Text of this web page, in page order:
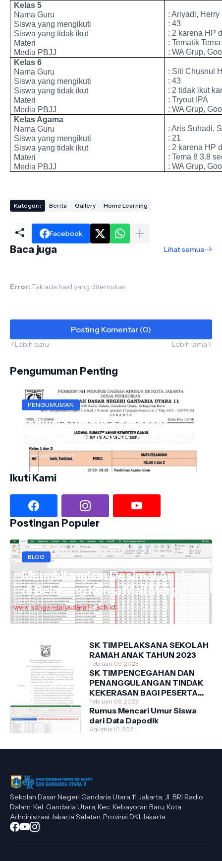
Kelas 5
Nama Guru
Siswa yang mengikuti
Siswa yang tidak ikut
Materi
Media PBJJ
: Ariyadi, Herry
: 43
: 2 karena HP
: Tematik
: WA Grup,
Kelas 6
Nama Guru
Siswa yang mengikuti
Siswa yang tidak ikut
Materi
Media PBJJ
: Siti Chusnul
: 43
: 2 tidak ikut
: Tryout IPA
: WA Grup,
Kelas Agama
Nama Guru
Siswa yang mengikuti
Siswa yang tidak ikut
Materi
Media PBJJ
: Aris Suhadi,
: 21
: 2 karena HP
: Tema 8 3.8
: WA Grup,
Kategori: Berita Gallery Home Learning
Facebook
Baca juga Lihat semua
Error: Tak ada hasil yang ditemukan
Posting Komentar (0)
Lebih baru Lebih lama
Pengumuman Penting
PENGUMUMAN
Jadwal Sumatif Semester
Ganjil Tahun Ajaran 2025/2026
November 28, 2025
Ikuti Kami
Postingan Populer
BLOG
Menghilangkan Desimal Angka
di Belakang Koma Mail Merge
April 10, 2021
SK TIM PELAKSANA SEKOLAH
RAMAH ANAK TAHUN 2023
Februari 09, 2023
SK TIM PENCEGAHAN DAN
PENANGGULANGAN TINDAK
KEKERASAN BAGI PESERTA
DIDIK DI SDN GANDARIA
UTARA 11 TAHUN 2023
Februari 09, 2023
Rumus Mencari Umur Siswa
dari Data Dapodik
Agustus 10, 2021
Sekolah Dasar Negeri Gandaria Utara 11 Jakarta, Jl. BRI Radio
Dalam, Kel. Gandaria Utara, Kec. Kebayoran Baru, Kota
Administrasi Jakarta Selatan, Provinsi DKI Jakarta